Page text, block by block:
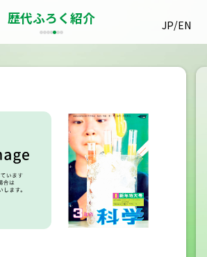
JP/EN
歴代ふろく紹介